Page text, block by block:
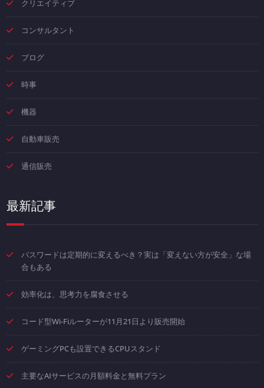
クリエイティブ
コンサルタント
ブログ
時事
機器
自動車販売
通信販売
最新記事
パスワードは定期的に変えるべき？実は「変えない方が安全」な場
合もある
効率化は、思考力を腐食させる
コード型Wi-Fiルーターが11月21日より販売開始
ゲーミングPCも設置できるCPUスタンド
主要なAIサービスの月額料金と無料プラン